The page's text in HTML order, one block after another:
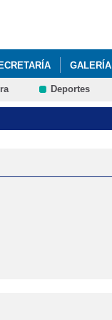
GALERÍA
Deportes